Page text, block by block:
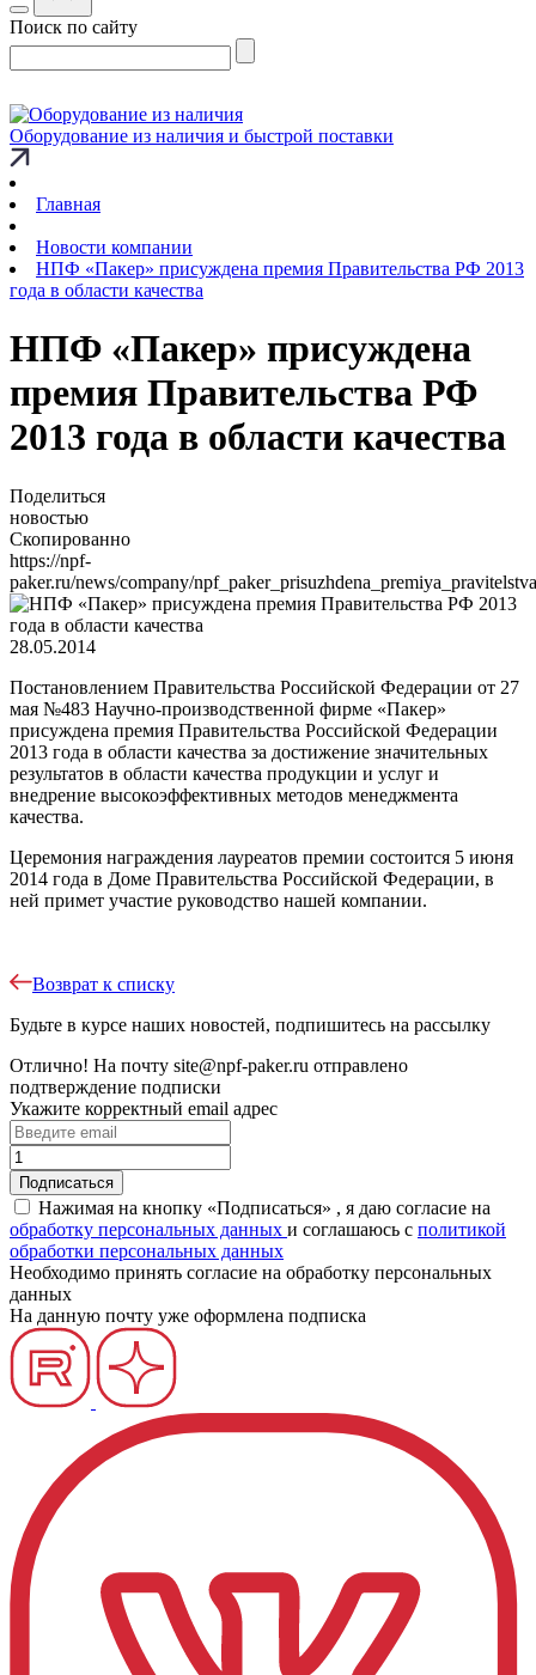
Поиск по сайту
Оборудование из наличия и быстрой поставки
Главная
Новости компании
НПФ «Пакер» присуждена премия Правительства РФ 2013
года в области качества
НПФ «Пакер» присуждена
премия Правительства РФ
2013 года в области качества
Поделиться
новостью
Скопированно
https://npf-
paker.ru/news/company/
28.05.2014
Постановлением Правительства Российской Федерации от 27
мая №483 Научно-производственной фирме «Пакер»
присуждена премия Правительства Российской Федерации
2013 года в области качества за достижение значительных
результатов в области качества продукции и услуг и
внедрение высокоэффективных методов менеджмента
качества.
Церемония награждения лауреатов премии состоится 5 июня
2014 года в Доме Правительства Российской Федерации, в
ней примет участие руководство нашей компании.
Возврат к списку
Будьте в курсе наших новостей, подпишитесь на рассылку
Отлично! На почту site@npf-paker.ru отправлено
подтверждение подписки
Укажите корректный email адрес
Нажимая на кнопку «Подписаться» , я даю согласие на
обработку персональных данных и соглашаюсь c политикой
обработки персональных данных
Необходимо принять согласие на обработку персональных
данных
На данную почту уже оформлена подписка